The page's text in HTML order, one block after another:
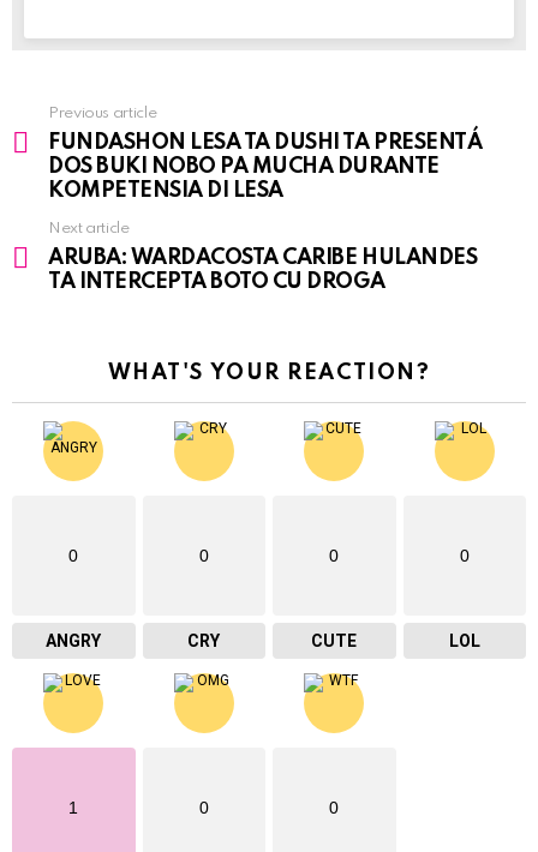
See
more
Previous article
FUNDASHON LESA TA DUSHI TA PRESENTÁ
DOS BUKI NOBO PA MUCHA DURANTE
KOMPETENSIA DI LESA
Next article
ARUBA: WARDACOSTA CARIBE HULANDES
TA INTERCEPTA BOTO CU DROGA
WHAT'S YOUR REACTION?
0
ANGRY
0
CRY
0
CUTE
0
LOL
1 0 0